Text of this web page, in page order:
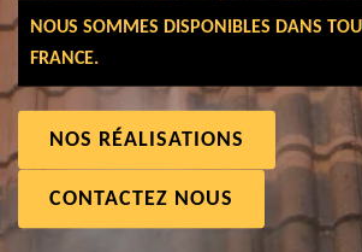
NOUS SOMMES DISPONIBLES DANS
FRANCE.
NOS RÉALISATIONS
CONTACTEZ NOUS